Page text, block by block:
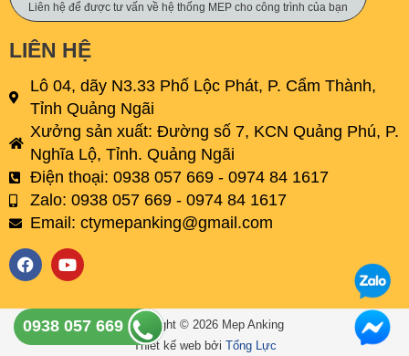
Liên hệ để được tư vấn về hệ thống MEP cho công trình của bạn
LIÊN HỆ
Lô 04, dãy N3.33 Phố Lộc Phát, P. Cẩm Thành,
Tỉnh Quảng Ngãi
Xưởng sản xuất: Đường số 7, KCN Quảng Phú, P.
Nghĩa Lộ, Tỉnh. Quảng Ngãi
Điện thoại: 0938 057 669 - 0974 84 1617
Zalo: 0938 057 669 - 0974 84 1617
Email: ctymepanking@gmail.com
F
a
e
b
Y
o
t
u
Copyright © 2026 Mep Anking
Thiết kế web bởi Tổng Lực
0938 057 669